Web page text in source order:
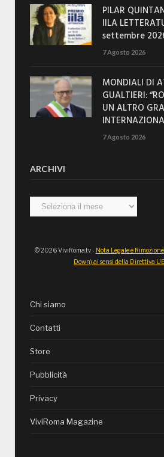
PILAR
IILA
settembre
7 Agosto 2026
MONDIALI DI
GUALTIERI:
UN ALTRO
7 Agosto 2026
ARCHIVI
Archivi
© 2026 ViviRoma.tv - Nota Legale e
Down) ai sensi della Direttiva
Chi siamo
Contatti
Store
Pubblicità
Privacy
ViviRoma Magazine